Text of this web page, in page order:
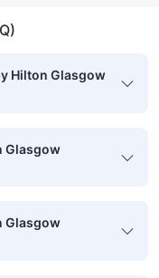
Hilton Glasgow
Glasgow
Glasgow